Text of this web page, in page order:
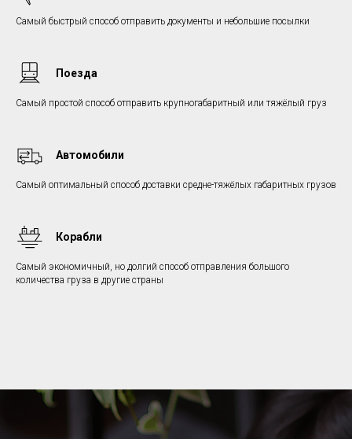
Самый быстрый способ отправить документы и небольшие посылки
Поезда
Самый простой способ отправить крупногабаритный или тяжёлый груз
Автомобили
Самый оптимальный способ доставки средне-тяжёлых габаритных грузов
Корабли
Самый экономичный, но долгий способ отправления большого
количества груза в другие страны